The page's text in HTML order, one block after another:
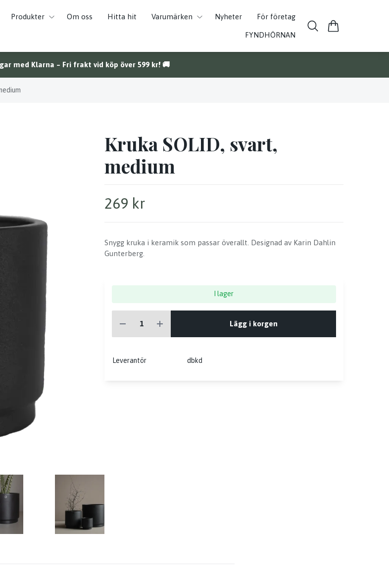
Produkter Om oss Hitta hit Varumärken Nyheter För företag
FYNDHÖRNAN
med Klarna – Fri frakt vid köp över 599 kr! 🚚
Kruka SOLID, svart,
medium
269 kr
Snygg kruka i keramik som passar överallt. Designad av Karin Dahlin
Gunterberg.
I lager
Lägg i korgen
Leverantör dbkd